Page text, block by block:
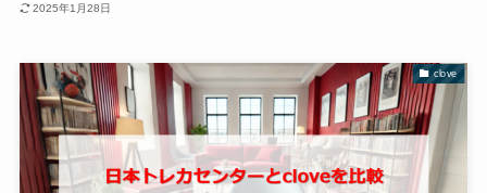
2025年1月28日
clove